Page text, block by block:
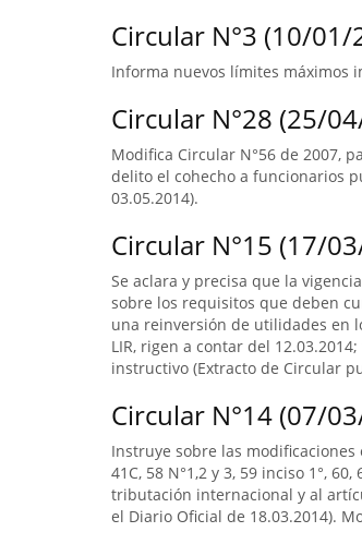
Circular N°3 (10/01/
Informa nuevos límites máximos
Circular N°28 (25/
Modifica Circular N°56 de 2007,
delito el cohecho a funcionarios
03.05.2014).
Circular N°15 (17/
Se aclara y precisa que la
sobre los requisitos que deben
una reinversión de utilidades en
LIR, rigen a contar del
instructivo (Extracto de Circular
Circular N°14 (07/
Instruye sobre las modificaciones
41C, 58 N°1,2 y 3, 59 inciso 1°,
tributación internacional y al
el Diario Oficial de 18.03.2014).